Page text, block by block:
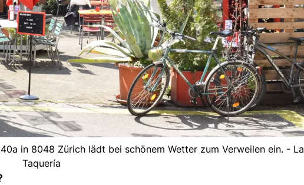
in 8048 Zürich lädt bei schönem Wetter zum Verweilen ein. - La
Taquería